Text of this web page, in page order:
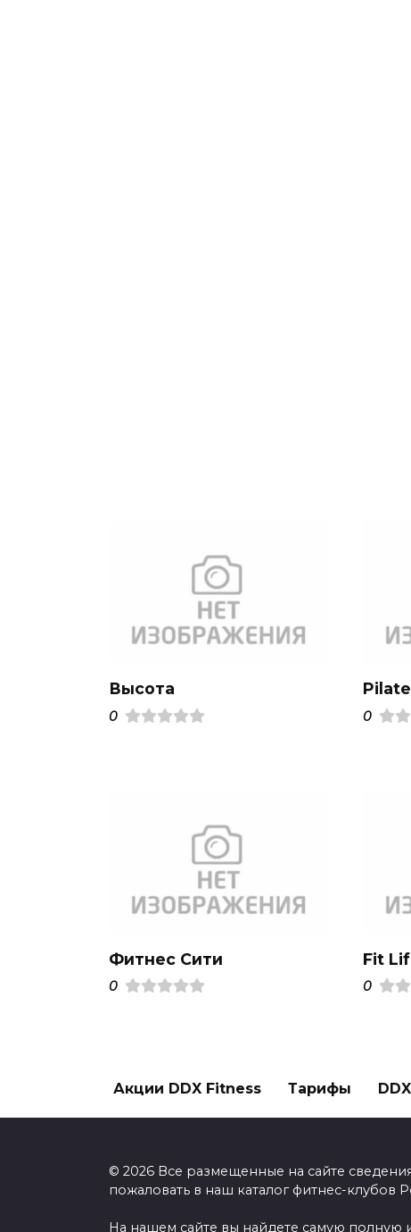
Высота
0 0
Фитнес Сити
0
Fit
0
Акции DDX Fitness Тарифы
© 2026 Все размещенные на сайте
пожаловать в наш каталог фитнес-клубов
На нашем сайте вы найдете самую полную